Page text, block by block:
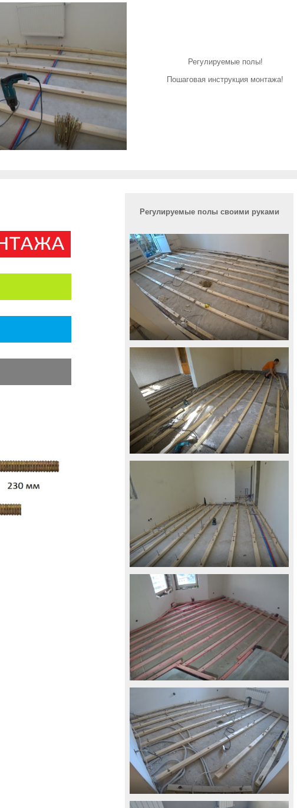
Регулируемые полы!
Пошаговая инструкция монтажа!
Регулируемые полы своими руками